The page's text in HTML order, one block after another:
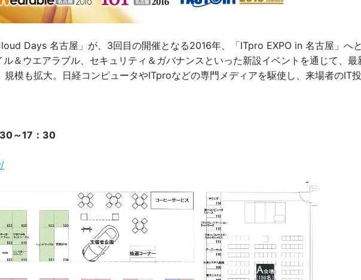
Days 名古屋」が、3回目の開催となる2016年、「ITpro EXPO in 名古屋」へ
＆ウエアラブル、セキュリティ＆ガバナンスといった新設イベントを通じて、
模も拡大。日経コンピュータやITproなどの専門メディアを駆使し、来場者のIT
～17：30